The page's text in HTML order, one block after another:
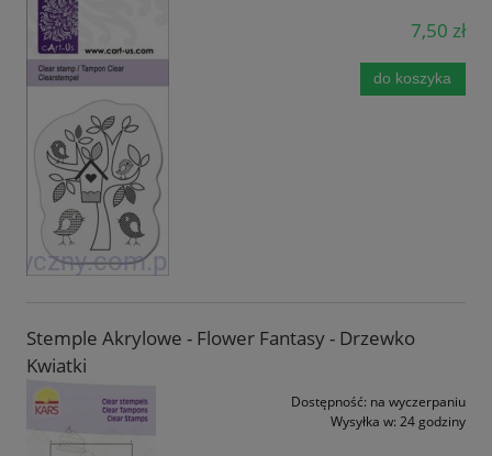
7,50 zł
do koszyka
Stemple Akrylowe - Flower Fantasy - Drzewko
Kwiatki
Dostępność: na wyczerpaniu
Wysyłka w: 24 godziny